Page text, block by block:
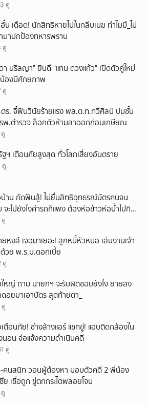
ดู
น เดือด! นักสิทธิหายไปในกลีบเมฆ ทำไมมึ_ไม่
มาปกป้องทหารพราน
ดู
นริลญา" ยินดี "แทน ดวงแก้ว" เปิดตัวคู่ใหม่
น้องมีศักยภาพ
ดู
ร. จี้ฟันวินัยร้ายแรง พล.ต.ท.ทวีศิลป์ ปมชั้น
พ.ตำรวจ ล็อกตัวห้ามลาออกก่อนเกษียณ
ดู
ฯ เตือนภัยสูงสุด ทั่วโลกเสี่ยงอันตราย
ดู
บ้าน กัดฟันสู้! ไม่ยื่นสิทธิอุทธรณ์บัตรคนจน
จะไปยังไงค่ารถก็แพง ต้องห่อข้าวห่อน้ำไปกิน
ดู
หงส์ เจอมาเยอะ! ลูกหนี้หัวหมอ เล่นงานเจ้า
วย พ.ร.บ.ดอกเบี้ย
ดู
หญ่ ถาม นายกฯ จะรับผิดชอบยังไง ยายลง
อยมาเอาบัตร สุดท้ายตา_
ดู
ตือนภัย! ช่างล้างแอร์ แชทขู่! แอบติดกล้องใน
นอน จ่อแจ้งความดำเนินคดี
ดู
-คนสนิท วอนผู้ต้องหา มอบตัวคดี 2 พี่น้อง
ย เชื่อถูก ขู่ตกกระไดพลอยโจน
ดู